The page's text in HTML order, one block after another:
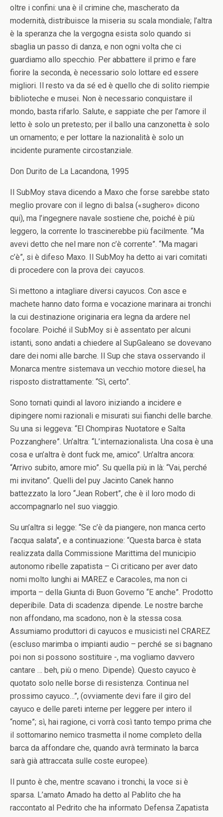
oltre i confini: una è il crimine che, mascherato da
modernità, distribuisce la miseria su scala mondiale; l’altra
è la speranza che la vergogna esista solo quando si
sbaglia un passo di danza, e non ogni volta che ci
guardiamo allo specchio. Per abbattere il primo e fare
fiorire la seconda, è necessario solo lottare ed essere
migliori. Il resto va da sé ed è quello che di solito riempie
biblioteche e musei. Non è necessario conquistare il
mondo, basta rifarlo. Salute, e sappiate che per l’amore il
letto è solo un pretesto; per il ballo una canzonetta è solo
un ornamento; e per lottare la nazionalità è solo un
incidente puramente circostanziale.
Don Durito de La Lacandona, 1995
Il SubMoy stava dicendo a Maxo che forse sarebbe stato
meglio provare con il legno di balsa («sughero» dicono
qui), ma l’ingegnere navale sostiene che, poiché è più
leggero, la corrente lo trascinerebbe più facilmente. “Ma
avevi detto che nel mare non c’è corrente”. “Ma magari
c’è”, si è difeso Maxo. Il SubMoy ha detto ai vari comitati
di procedere con la prova dei: cayucos.
Si mettono a intagliare diversi cayucos. Con asce e
machete hanno dato forma e vocazione marinara ai tronchi
la cui destinazione originaria era legna da ardere nel
focolare. Poiché il SubMoy si è assentato per alcuni
istanti, sono andati a chiedere al SupGaleano se dovevano
dare dei nomi alle barche. Il Sup che stava osservando il
Monarca mentre sistemava un vecchio motore diesel, ha
risposto distrattamente: “Sì, certo”.
Sono tornati quindi al lavoro iniziando a incidere e
dipingere nomi razionali e misurati sui fianchi delle barche.
Su una si leggeva: “El Chompiras Nuotatore e Salta
Pozzanghere”. Un’altra: “L’internazionalista. Una cosa è una
cosa e un’altra è dont fuck me, amico”. Un’altra ancora:
“Arrivo subito, amore mio”. Su quella più in là: “Vai, perché
mi invitano”. Quelli del puy Jacinto Canek hanno
battezzato la loro “Jean Robert”, che è il loro modo di
accompagnarlo nel suo viaggio.
Su un’altra si legge: “Se c’è da piangere, non manca certo
l’acqua salata”, e a continuazione: “Questa barca è stata
realizzata dalla Commissione Marittima del municipio
autonomo ribelle zapatista – Ci criticano per aver dato
nomi molto lunghi ai MAREZ e Caracoles, ma non ci
importa – della Giunta di Buon Governo “E anche”. Prodotto
deperibile. Data di scadenza: dipende. Le nostre barche
non affondano, ma scadono, non è la stessa cosa.
Assumiamo produttori di cayucos e musicisti nel CRAREZ
(escluso marimba o impianti audio – perché se si bagnano
poi non si possono sostituire -, ma vogliamo davvero
cantare … beh, più o meno. Dipende). Questo cayuco è
quotato solo nelle borse di resistenza. Continua nel
prossimo cayuco…”, (ovviamente devi fare il giro del
cayuco e delle pareti interne per leggere per intero il
“nome”; sì, hai ragione, ci vorrà così tanto tempo prima che
il sottomarino nemico trasmetta il nome completo della
barca da affondare che, quando avrà terminato la barca
sarà già attraccata sulle coste europee).
Il punto è che, mentre scavano i tronchi, la voce si è
sparsa. L’amato Amado ha detto al Pablito che ha
raccontato al Pedrito che ha informato Defensa Zapatista